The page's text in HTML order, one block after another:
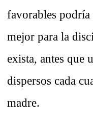
favorables podría
mejor para la
exista, antes que
dispersos cada
madre.